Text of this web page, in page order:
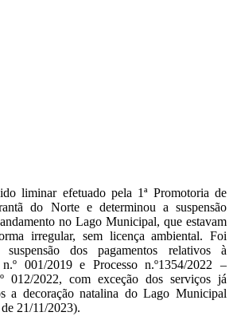
liminar efetuado pela 1ª Promotoria de
do Norte e determinou a suspensão
no Lago Municipal, que estavam
irregular, sem licença ambiental. Foi
dos pagamentos relativos à
001/2019 e Processo n.º1354/2022 –
012/2022, com exceção dos serviços já
a decoração natalina do Lago Municipal
21/11/2023).